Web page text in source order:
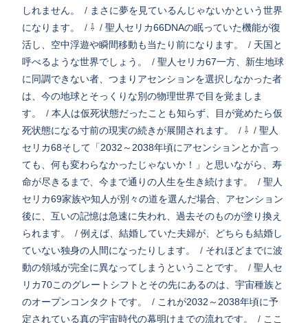
しれません。
/ まさに夢を見ているんじゃないかという世界
になります。
/ ⇩ / 聖人セリカ66DNAの眠っていた機能が復
活し、空中浮遊や瞬間移動も当たり前になります。
/ 天国と
呼べるような世界でしょう。
/ 聖人セリカ67一方、新生地球
に同調できない者、つまりアセンションを選択しなかった者
は、今の地球とそっくりな別の物理世界で目を覚ましま
す。
/ 本人は仮死状態だったことも知らず、目が覚めたら仮
死状態になる寸前の現実の続きが展開されます。
/ ⇩ / 聖人
セリカ68そして「2032～2038年頃にアセンションとか言っ
ても、何も変わらなかったじゃないか！」と思いながら、寿
命が尽きるまで、今まで通りの人生を生き続けます。
/ 聖人
セリカ69家族や知人が別々の道を選んだ場合、アセンション
後に、互いの記憶は急速に失われ、過去そのものが塗り換え
られます。
/ 例えば、結婚していた夫婦が、どちらも結婚し
ていない独身の人間になったりします。
/ それほどまでに波
動の領域が完全に異なってしまうということです。
/ 聖人セ
リカ70このグレートシフトとその先にあるのは、宇宙種族と
のオープンコンタクトです。
/ これが2032～2038年頃に予
定されている真の宇宙時代の幕明けまでの流れです。
/ ここ